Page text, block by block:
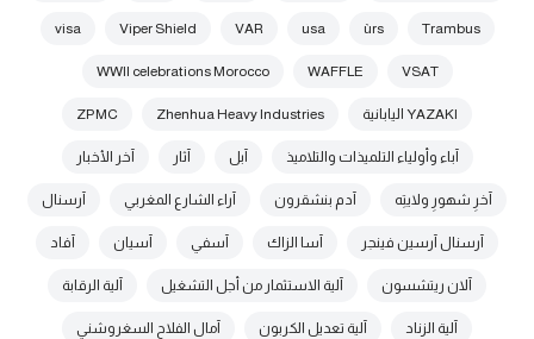
Trambus
ùrs
usa
VAR
Viper Shield
visa
VSAT
WAFFLE
WWII celebrations Morocco
YAZAKI اليابانية Zhenhua Heavy Industries
ZPMC
آباء وأولياء التلميذات والتلاميذ آبل آثار آخر الأخبار
آخرِ شهورِ ولايتِه آدم بنشقرون آراء الشارع المغربي آرسنال
آرسنال آرسين فينجر آسا الزاك آسفي آسيان آفاد
آلان ريتشسون آلية الاستثمار من أجل التشغيل آلية الرقابة
آلية الزناد آلية تعديل الكربون آمال الفلاح السغروشني